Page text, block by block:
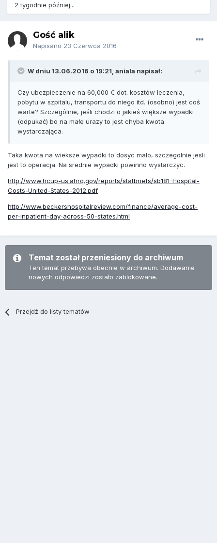
2 tygodnie później...
Gość alik
Napisano 23 Czerwca 2016
W dniu 13.06.2016 o 19:21, aniala napisał:
Czy ubezpieczenie na 60,000 € dot. kosztów leczenia,
pobytu w szpitalu, transportu do niego itd. (osobno) jest coś
warte? Szczególnie, jeśli chodzi o jakieś większe wypadki
(odpukać) bo na małe urazy to jest chyba kwota
wystarczająca.
Taka kwota na wieksze wypadki to dosyc malo, szczegolnie jesli
jest to operacja. Na srednie wypadki powinno wystarczyc.
http://www.hcup-us.ahrq.gov/reports/statbriefs/sb181-Hospital-
Costs-United-States-2012.pdf
http://www.beckershospitalreview.com/finance/average-cost-
per-inpatient-day-across-50-states.html
Temat został przeniesiony do archiwum
Ten temat przebywa obecnie w archiwum. Dodawanie
nowych odpowiedzi zostało zablokowane.
Przejdź do listy tematów